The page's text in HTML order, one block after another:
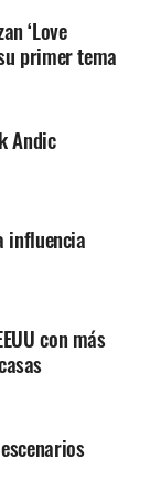
‘Love
primer tema
Andic
influencia
con más